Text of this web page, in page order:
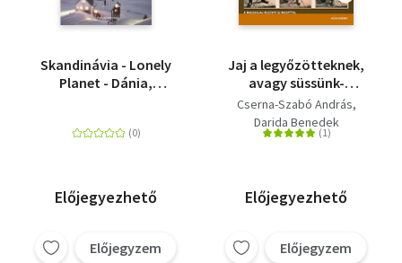
Skandinávia - Lonely
Planet - Dánia,
Előjegyezhető
Előjegyzem
Jaj a legyőzötteknek,
avagy süssünk-
főzzünk másnaposan -
A macskajaj regénye
52 recepttel
Cserna-Szabó András
Darida Benedek
Előjegyezhető
Előjegyzem